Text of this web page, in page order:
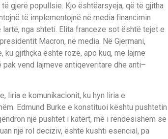
të gjerë popullsie. Kjo ështëarsyeja, që të gjitha
ë të implementojnë në media financimin
lartë, nga shteti. Elita franceze sot është tejet e
presidentit Macron, në media. Në Gjermani,
ku gjithçka ështe rozë, apo kuq, me lajme
pak vend lajmeve antiqeveritare dhe anti–
liria e komunikacionit, ku hyn liria e
ëm. Edmund Burke e konstituoi kështu pushtetin
ëndron një pushtet i katërt, më i rëndësishëm se
një rol deciziv, është kushti esencial, pa